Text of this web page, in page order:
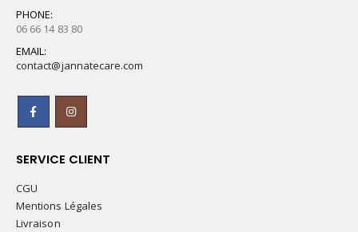
PHONE:
06 66 14 83 80
EMAIL:
contact@jannatecare.com
SERVICE CLIENT
CGU
Mentions Légales
Livraison